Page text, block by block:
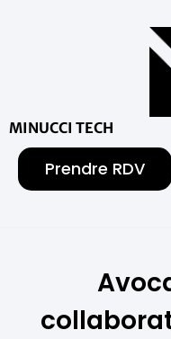
MINUCCI TECH
Prendre RDV